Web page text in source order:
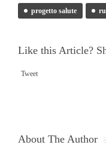
progetto salute
Like this Article?
Tweet
About The Author